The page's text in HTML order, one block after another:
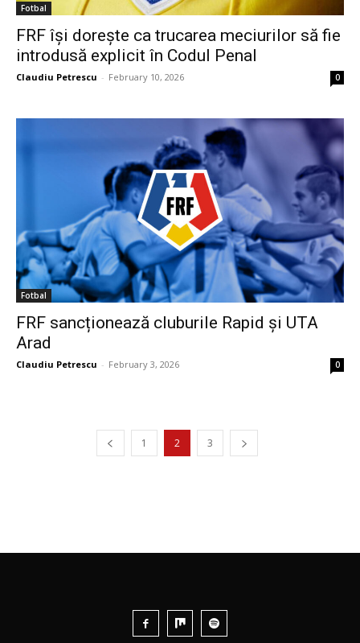
Fotbal
FRF își dorește ca trucarea meciurilor să fie
introdusă explicit în Codul Penal
Claudiu Petrescu - February 10, 2026 0
Fotbal
FRF sancționează cluburile Rapid și UTA
Arad
Claudiu Petrescu - February 3, 2026 0
1 2 3